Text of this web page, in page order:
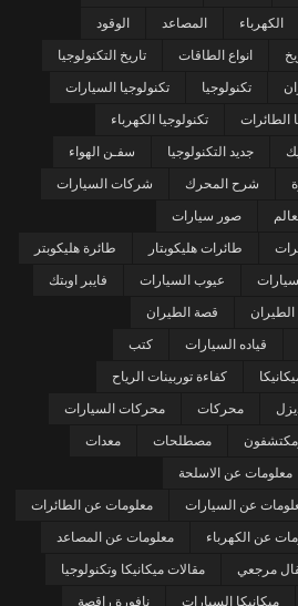
الكهرباء المصاعد الوقود
انواع الطاقات تاريخ التكنولوجيا
تكنولوجيا تكنولوجيا السيارات
الطائرات تكنولوجيا الكهرباء
جديد التكنولوجيا سفـن الهواء
شرح المحرك شركات السيارات
صور سيارات
طائرات هليكوبتار طائرة هليكوبتر
عيوب السيارات فايبر اوبتك
الطيران قصة الطيران
قياده السيارات كتب
كفاءة توربينات الرياح
محركات محركات السيارات
مصطلحات معدات
معلومات عن الاسلحة
عن السيارات معلومات عن الطائرات
عن الكهرباء معلومات عن المصاعد
مرجعي مقالات ميكانيكا وتكنولوجيا
ميكانيكا السيارات نافورة راقصة